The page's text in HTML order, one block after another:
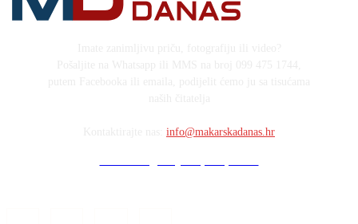
info@makarskadanas.hr